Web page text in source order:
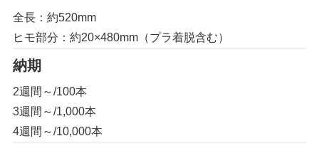
全長：約520mm
ヒモ部分：約20×480mm（プラ着脱含む）
納期
2週間～/100本
3週間～/1,000本
4週間～/10,000本